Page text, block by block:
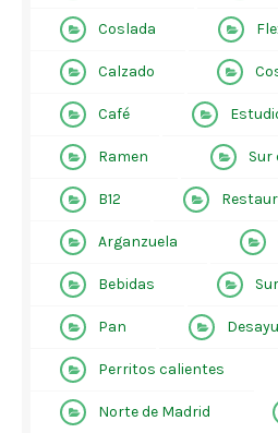
Coslada
Calzado
Café
Ramen Sur
B12
Arganzuela
Bebidas
Pan
Perritos calientes
Norte de Madrid